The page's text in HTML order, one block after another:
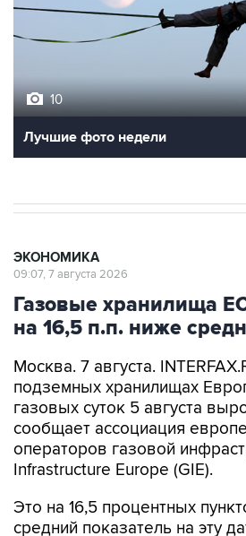
Лучшие фото недели
Газовые хранилища
на 16,5 п.п. ниже
Москва. 7 августа.
газовых суток 5 августа
сообщает ассоциация
операторов газовой
Infrastructure Europe (GIE).
Это на 16,5 процентных
пять лет.